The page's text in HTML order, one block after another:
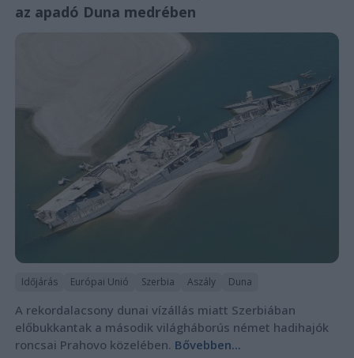
az apadó Duna medrében
Időjárás Európai Unió Szerbia Aszály Duna
A rekordalacsony dunai vízállás miatt Szerbiában
előbukkantak a második világháborús német hadihajók
roncsai Prahovo közelében. Bővebben...